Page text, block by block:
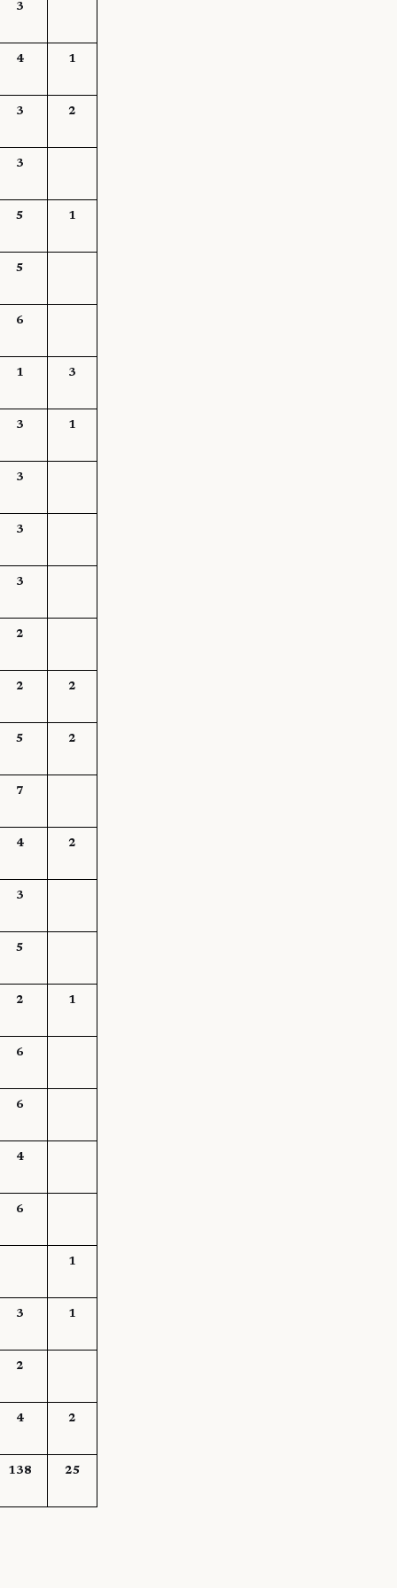
3
4 1
3 2
3
5 1
5
6
1 3
3 1
3
3
3
2
2 2
5 2
7
4 2
3
5
2 1
6
6
4
6
1
3 1
2
4 2
138 25